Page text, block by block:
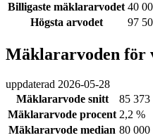
Billigaste mäklararvodet 40
Högsta arvodet
97
Mäklararvoden för
uppdaterad 2026-05-28
Mäklararvode snitt
85 373
Mäklararvode procent 2,2 %
Mäklararvode median 80 000